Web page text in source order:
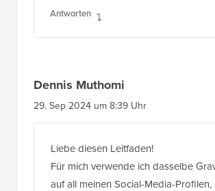
Antworten
Dennis Muthomi
29. Sep 2024 um 8:39 Uhr
Liebe diesen Leitfaden!
Für mich verwende ich dasselbe
auf all meinen Social-Media-Profilen,